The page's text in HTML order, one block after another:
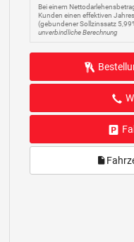
Bei einem
Kunden einen effektiven
(gebundener Sollzinssatz
unverbindliche Berechnung